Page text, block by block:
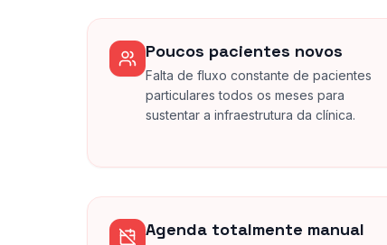
Poucos pacientes novos
Falta de fluxo constante de pacientes
particulares todos os meses para
sustentar a infraestrutura da clínica.
Agenda totalmente manual